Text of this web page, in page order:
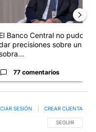
El Banco Central no pudo
precisiones sobre un
77 comentarios
SIGA ESTA
SEGUIR
SESIÓN CREAR CUENTA